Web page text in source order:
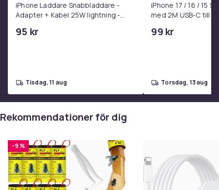
iPhone Laddare Snabbladdare -
Adapter + Kabel 25W lightning -
95 kr
tisdag, 11 aug
iPhone 17 / 16 / 15
med 2M USB-C till
99 kr
torsdag, 13 aug
Rekommendationer för dig
-9 %